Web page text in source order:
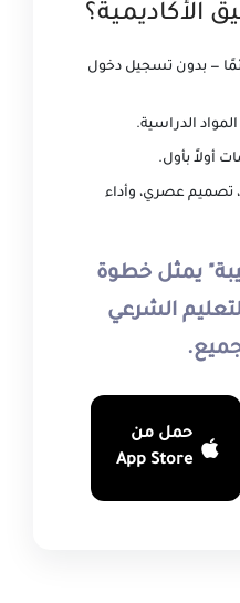
الأكاديمية؟
— بدون تسجيل دخول
الدراسية.
أولاً بأول.
عصري، وأداء
يمثل خطوة
الشرعي
حمل من
App Store